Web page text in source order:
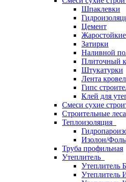
Шпаклевки
Цемент
Затирки
Наливной
Плиточный
Штукатурки
Лента
Гипс
Клей для
Смеси сухие
Строительные леса
Теплоизоляция
Изолон/
Труба профильная
Утеплитель
Утеплитель